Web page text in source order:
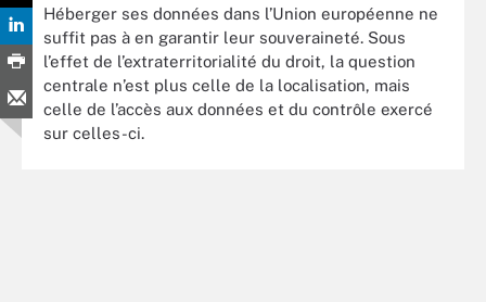
Héberger ses données dans l’Union européenne ne
suffit pas à en garantir leur souveraineté. Sous
l’effet de l’extraterritorialité du droit, la question
centrale n’est plus celle de la localisation, mais
celle de l’accès aux données et du contrôle exercé
sur celles-ci.